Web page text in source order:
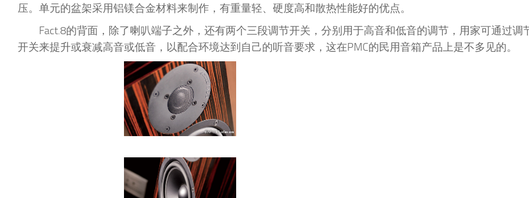
压。单元的盆架采用铝镁合金材料来制作，有重量轻、硬度高和散热性能好的优点。
Fact.8的背面，除了喇叭端子之外，还有两个三段调节开关，分别用于高音和低音的调节，用家可通过调
开关来提升或衰减高音或低音，以配合环境达到自己的听音要求，这在PMC的民用音箱产品上是不多见的。